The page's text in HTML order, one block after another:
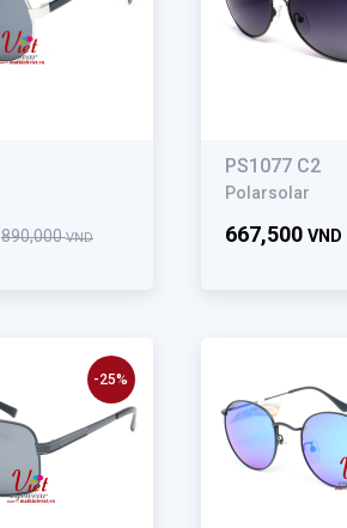
890,000VND
PS1077 C2
Polarsolar
667,500 VND
-25%